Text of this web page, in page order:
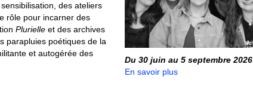
des ateliers
rôle pour incarner des
Plurielle et des archives
parapluies poétiques de la
et autogérée des
Du 30 juin au 5 septembre 2026
En savoir plus